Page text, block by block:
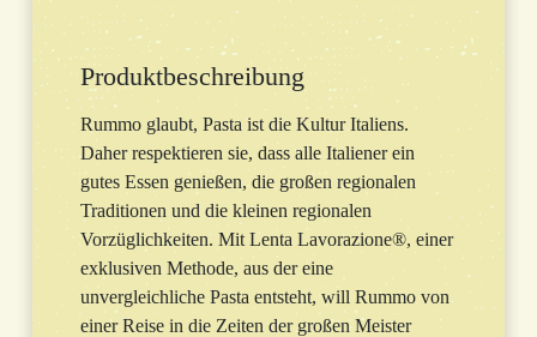
Produktbeschreibung
Rummo glaubt, Pasta ist die Kultur Italiens.
Daher respektieren sie, dass alle Italiener ein
gutes Essen genießen, die großen regionalen
Traditionen und die kleinen regionalen
Vorzüglichkeiten. Mit Lenta Lavorazione®, einer
exklusiven Methode, aus der eine
unvergleichliche Pasta entsteht, will Rummo von
einer Reise in die Zeiten der großen Meister